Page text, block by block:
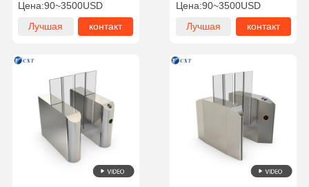
Цена:90~3500USD
Лучшая
контакт
интеллект,
интеллектуальная
облачная обработка,
сообщество 510TY
Цена:90~3500USD
Лучшая
контакт